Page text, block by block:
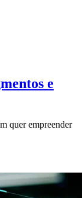
e
quer empreender